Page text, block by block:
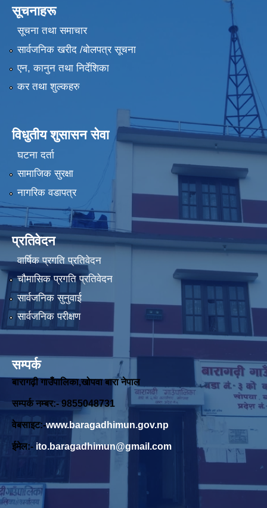
सूचनाहरू
सूचना तथा समाचार
सार्वजनिक खरीद /बोलपत्र सूचना
एन, कानुन तथा निर्देशिका
कर तथा शुल्कहरु
विधुतीय शुसासन सेवा
घटना दर्ता
सामाजिक सुरक्षा
नागरिक वडापत्र
प्रतिवेदन
वार्षिक प्रगति प्रतिवेदन
चौमासिक प्रगति प्रतिवेदन
सार्वजनिक सुनुवाई
सार्वजनिक परीक्षण
सम्पर्क
बारागढ़ी गाउँपालिका,खोपवा बारा नेपाल
सम्पर्क नम्बर:- 9855048731
वेबसाइट:-www.baragadhimun.gov.np
ईमेल:- ito.baragadhimun@gmail.com